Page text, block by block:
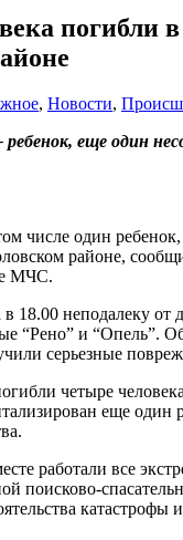
погибли
, Новости,
еще один
числе один
районе,
МЧС.
в 18.00 неподалеку от
“Рено” и “Опель”.
серьезные
четыре
еще один
работали все
поисково-
катастрофы